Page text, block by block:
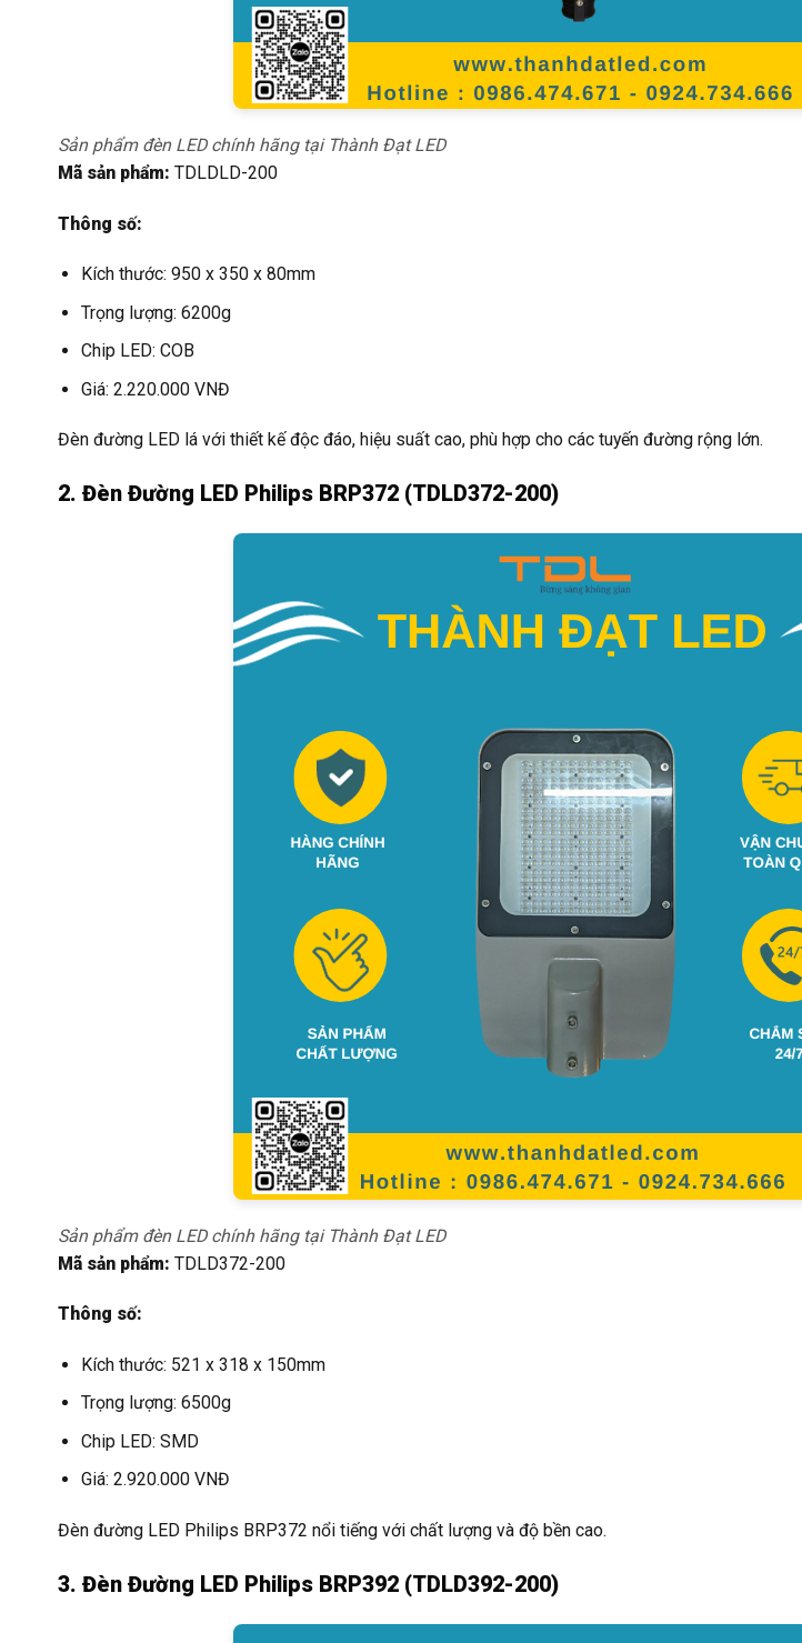
Sản phẩm đèn LED chính hãng tại Thành Đạt LED
Mã sản phẩm: TDLDLD-200
Thông số:
Kích thước: 950 x 350 x 80mm
Trọng lượng: 6200g
Chip LED: COB
Giá: 2.220.000 VNĐ
Đèn đường LED lá với thiết kế độc đáo, hiệu suất cao, phù hợp cho các tuyến đường rộng lớn.
2. Đèn Đường LED Philips BRP372 (TDLD372-200)
Sản phẩm đèn LED chính hãng tại Thành Đạt LED
Mã sản phẩm: TDLD372-200
Thông số:
Kích thước: 521 x 318 x 150mm
Trọng lượng: 6500g
Chip LED: SMD
Giá: 2.920.000 VNĐ
Đèn đường LED Philips BRP372 nổi tiếng với chất lượng và độ bền cao.
3. Đèn Đường LED Philips BRP392 (TDLD392-200)